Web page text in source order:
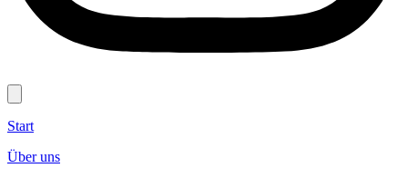
Start
Über uns